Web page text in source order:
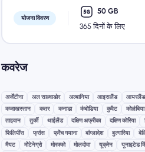
योजना विवरण
50 GB
365 दिनों के लिए
कवरेज
अर्जेंटीना अल साल्वाडोर अल्बानिया आइसलैंड आयरलैंड
कजाखस्तान
कतर कनाडा कंबोडिया कुवैट कोलंबिया
ताइवान
तुर्की थाईलैंड दक्षिण अफ्रीका दक्षिण कोरिया
फिलिपींस
फ्रांस फ्रेंच गयाना बांग्लादेश बुल्गारिया
मैयट
मोंटेनेग्रो मोरक्को मोलदोवा यूक्रेन यूनाइटेड